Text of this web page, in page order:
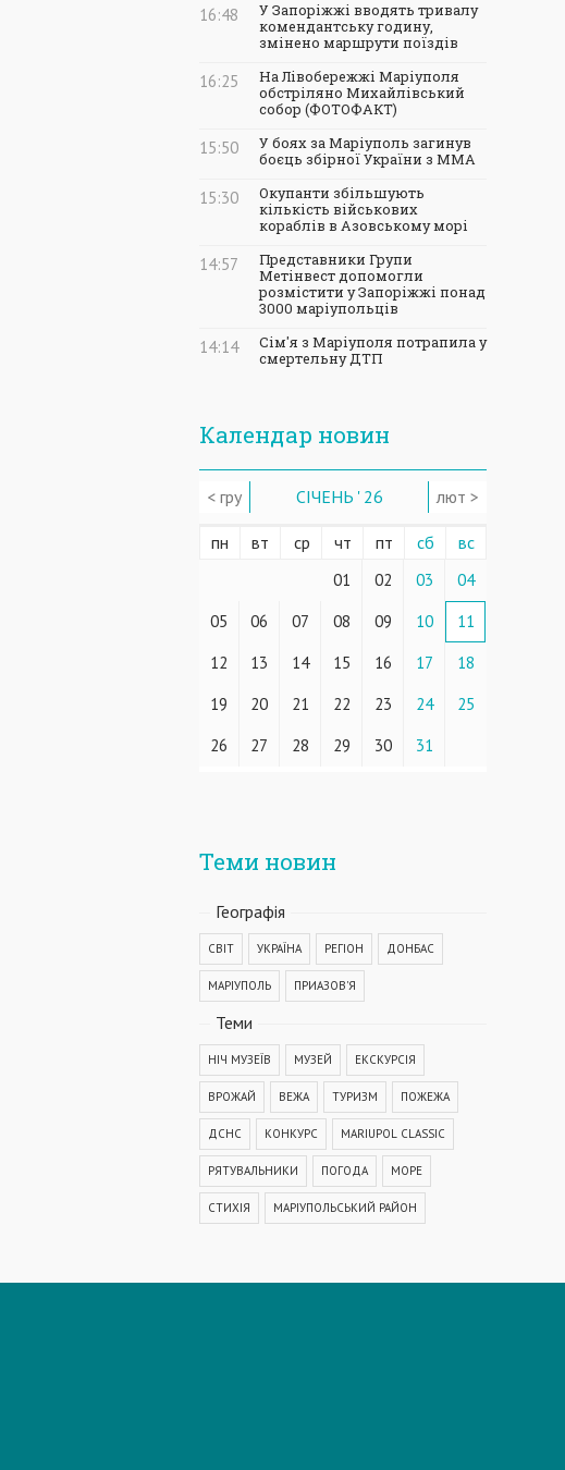
16:48
У Запоріжжі вводять тривалу
комендантську годину,
змінено маршрути поїздів
16:25
На Лівобережжі Маріуполя
обстріляно Михайлівський
собор (ФОТОФАКТ)
15:50
У боях за Маріуполь загинув
боєць збірної України з ММА
15:30
Окупанти збільшують
кількість військових
кораблів в Азовському морі
14:57
Представники Групи
Метінвест допомогли
розмістити у Запоріжжі понад
3000 маріупольців
14:14
Сім'я з Маріуполя потрапила у
смертельну ДТП
Календар новин
< гру СІЧЕНЬ ' 26 лют >
пн вт ср чт пт сб вс
01 02 03
04
05
06 07 08 09 10
11
12
13 14 15 16 17
18
19
20 21 22 23 24
25
26
27 28 29 30 31
Теми новин
Географiя
СВІТ УКРАЇНА РЕГІОН ДОНБАС
МАРІУПОЛЬ ПРИАЗОВ'Я
Теми
НІЧ МУЗЕЇВ МУЗЕЙ ЕКСКУРСІЯ
ВРОЖАЙ ВЕЖА ТУРИЗМ ПОЖЕЖА
ДСНС КОНКУРС MARIUPOL CLASSIC
РЯТУВАЛЬНИКИ ПОГОДА МОРЕ
СТИХІЯ МАРІУПОЛЬСЬКИЙ РАЙОН
ПОЛІЦІЯ ПОДІЯ АВАРІЯ МЕДИЦИНА